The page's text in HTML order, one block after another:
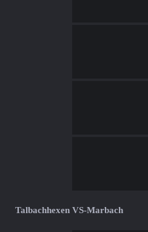
Talbachhexen VS-Marbach